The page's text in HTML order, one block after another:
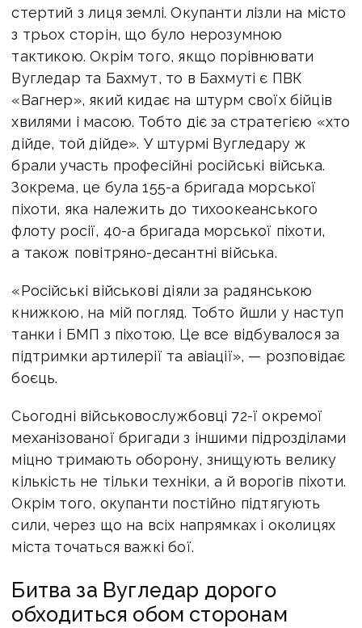
стертий з лиця землі. Окупанти лізли на місто
з трьох сторін, що було нерозумною
тактикою. Окрім того, якщо порівнювати
Вугледар та Бахмут, то в Бахмуті є ПВК
«Вагнер», який кидає на штурм своїх бійців
хвилями і масою. Тобто діє за стратегією «хто
дійде, той дійде». У штурмі Вугледару ж
брали участь професійні російські війська.
Зокрема, це була 155-а бригада морської
піхоти, яка належить до тихоокеанського
флоту росії, 40-а бригада морської піхоти,
а також повітряно-десантні війська.
«Російські військові діяли за радянською
книжкою, на мій погляд. Тобто йшли у наступ
танки і БМП з піхотою. Це все відбувалося за
підтримки артилерії та авіації», — розповідає
боєць.
Сьогодні військовослужбовці 72-ї окремої
механізованої бригади з іншими підрозділами
міцно тримають оборону, знищують велику
кількість не тільки техніки, а й ворогів піхоти.
Окрім того, окупанти постійно підтягують
сили, через що на всіх напрямках і околицях
міста точаться важкі бої.
Битва за Вугледар дорого
обходиться обом сторонам